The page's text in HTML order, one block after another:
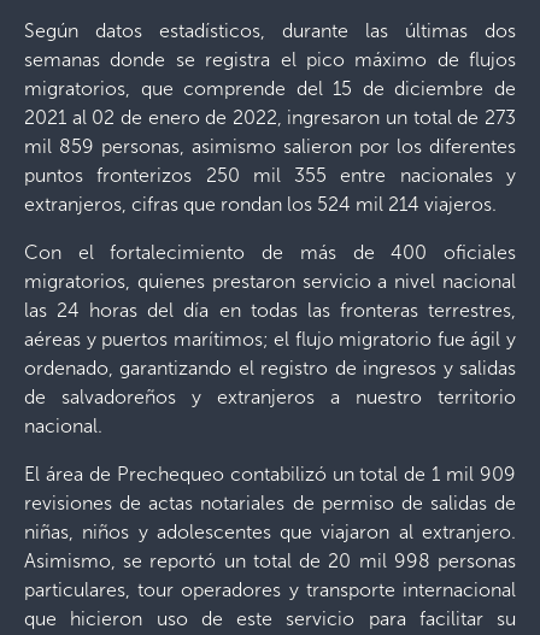
Según datos estadísticos, durante las últimas dos
semanas donde se registra el pico máximo de flujos
migratorios, que comprende del 15 de diciembre de
2021 al 02 de enero de 2022, ingresaron un total de 273
mil 859 personas, asimismo salieron por los diferentes
puntos fronterizos 250 mil 355 entre nacionales y
extranjeros, cifras que rondan los 524 mil 214 viajeros.
Con el fortalecimiento de más de 400 oficiales
migratorios, quienes prestaron servicio a nivel nacional
las 24 horas del día en todas las fronteras terrestres,
aéreas y puertos marítimos; el flujo migratorio fue ágil y
ordenado, garantizando el registro de ingresos y salidas
de salvadoreños y extranjeros a nuestro territorio
nacional.
El área de Prechequeo contabilizó un total de 1 mil 909
revisiones de actas notariales de permiso de salidas de
niñas, niños y adolescentes que viajaron al extranjero.
Asimismo, se reportó un total de 20 mil 998 personas
particulares, tour operadores y transporte internacional
que hicieron uso de este servicio para facilitar su